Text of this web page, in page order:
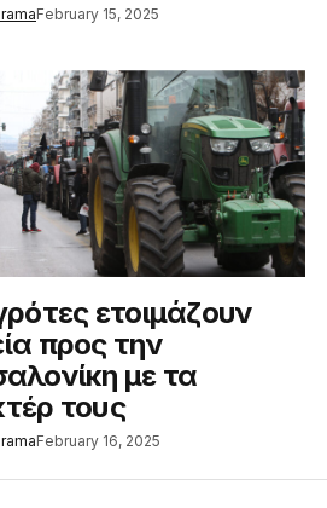
February 15, 2025
ετοιμάζουν
προς την
με τα
τους
February 16, 2025